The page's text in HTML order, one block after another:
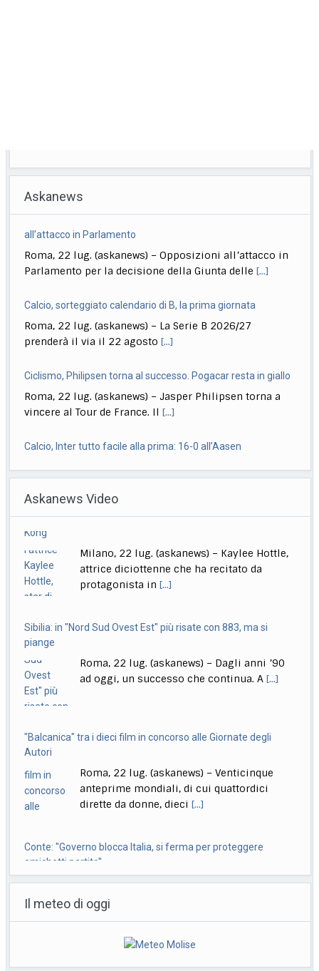
Askanews
Calcio, sorteggiato calendario di B, la prima giornata
Roma, 22 lug. (askanews) – La Serie B 2026/27
prenderà il via il 22 agosto[...]
Ciclismo, Philipsen torna al successo. Pogacar resta in giallo
Roma, 22 lug. (askanews) – Jasper Philipsen torna a
vincere al Tour de France. Il[...]
Calcio, Inter tutto facile alla prima: 16-0 all’Aasen
Roma, 22 lug. (askanews) – Tutto facile per l’Inter nella
prima amichevole estiva disputata in
Musica, "Sono Lucio": dal 18 settembre antologia di Dalla
Roma, 22 lug. (askanews) – Il 18 settembre esce "Sono
Delmastro, Giunta Camera dice no a uso chat, opposizioni
all’attacco in Parlamento
Roma, 22 lug. (askanews) – Opposizioni all’attacco in
Parlamento per la decisione della Giunta delle[...]
Askanews Video
piange
Roma, 22 lug. (askanews) – Dagli anni ’90
ad oggi, un successo che continua. A
"Balcanica" tra i dieci film in concorso alle Giornate degli
Autori
Roma, 22 lug. (askanews) – Venticinque
anteprime mondiali, di cui quattordici
Conte: "Governo blocca Italia, si ferma per proteggere
amichetti partito"
Roma, 22 lug. (askanews) – "Questo è
diventato il governo blocca Italia. Il
governo si[...]
Bologna, Salvini: non dico Lepore abbia istigato ma se usi
dire che qualcuno abbia istigato alla
violenza o[...]
Il meteo di oggi